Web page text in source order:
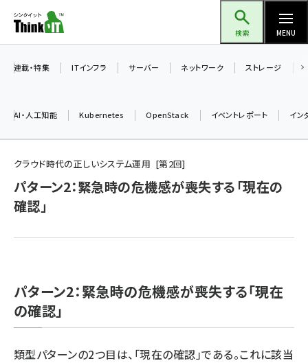
ン
ツ
検索 MENU
加藤銘のチーム貢献～仲間と築いた勝利の絆～ (2325)
genai (1492)
abc123 (1367)
ai crunch (1363)
連載・特集 ITインフラ サーバー ネットワーク ストレージ
AI・人工知能 Kubernetes OpenStack イベントレポート イン
クラウド時代の正しいシステム運用 第2回
パターン2：緊急時の危機感が喪失する「現在の
確認」
パターン2：緊急時の危機感が喪失する「現在
の確認」
類型パターンの2つ目は、「現在の確認」である。これに該当